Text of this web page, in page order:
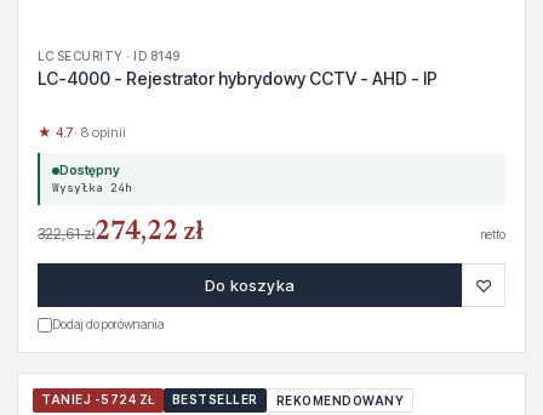
LC SECURITY · ID 8149
LC-4000 - Rejestrator hybrydowy CCTV - AHD - IP
★ 4.7· 8 opinii
Dostępny
Wysyłka 24h
322,61 zł274,22 zł netto
Do koszyka ♡
Dodaj do porównania
TANIEJ -5724 ZŁ BESTSELLER REKOMENDOWANY